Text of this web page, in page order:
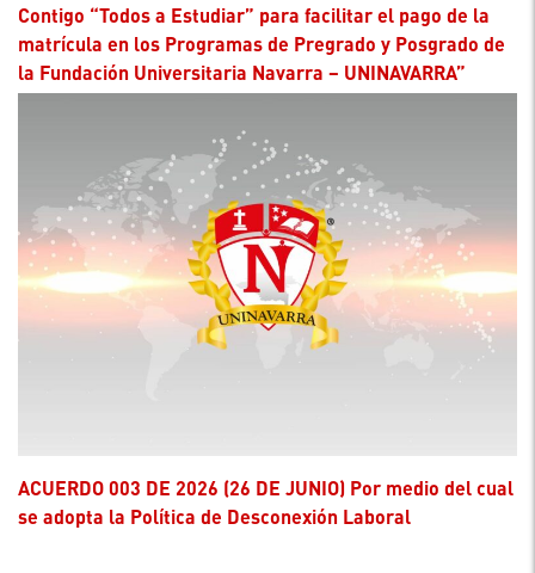
Contigo “Todos a Estudiar” para facilitar el pago de la
matrícula en los Programas de Pregrado y Posgrado de
la Fundación Universitaria Navarra – UNINAVARRA”
ACUERDO 003 DE 2026 (26 DE JUNIO) Por medio del cual
se adopta la Política de Desconexión Laboral